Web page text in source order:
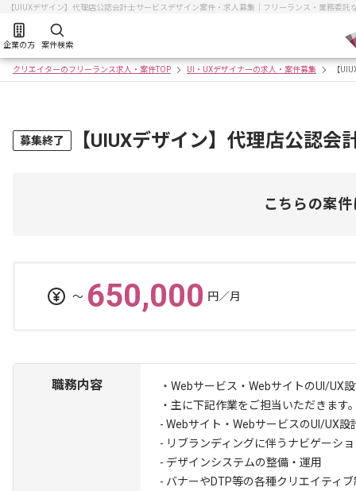
【UIUXデザイン】代理店公認会計士サービスデザイン案件・求人募集｜フリーランス・業務委託
企業の方 案件検索
クリエイターのフリーランス求人・案件TOP UI・UXデザイナーの求人・案件募集 【
募集終了 【UIUXデザイン】代理店公認
こちらの案
〜 650,000 円／月
職務内容
・Webサービス・WebサイトのUI/UX
・主に下記作業をご担当いただきます
- Webサイト・WebサービスのUI/UX
- リブランディングに伴うナビゲーシ
- デザインシステムの整備・運用
- バナーやDTP等の各種クリエイティ